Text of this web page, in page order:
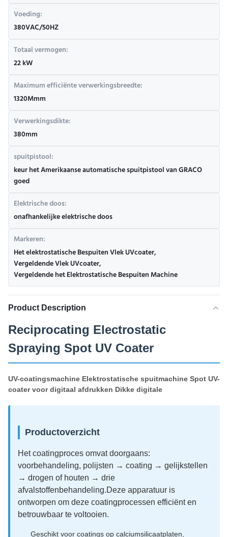
Voeding:
380VAC/50HZ
Totaal vermogen:
22 kW
Maximum efficiënte verwerkingsbreedte:
1320Mmm
Verwerkingsdikte:
380mm
spuitpistool:
keur het Amerikaanse automatische spuitpistool van GRACO
goed
Elektrische doos:
onafhankelijke elektrische doos
Markeren:
Het elektrostatische Bespuiten Vlek UVcoater,
Vergeldende Vlek UVcoater,
Vergeldende het Elektrostatische Bespuiten Machine
Product Description
Reciprocating Electrostatic
Spraying Spot UV Coater
UV-coatingsmachine Elektrostatische spuitmachine Spot UV-
coater voor digitaal afdrukken Dikke digitale
Productoverzicht
Het coatingproces omvat doorgaans:
voorbehandeling, polijsten → coating → gelijkstellen
→ drogen of houten → drie
afvalstoffenbehandeling.Deze apparatuur is
ontworpen om deze coatingprocessen efficiënt en
betrouwbaar te voltooien.
Geschikt voor coatings op calciumsilicaatplaten,